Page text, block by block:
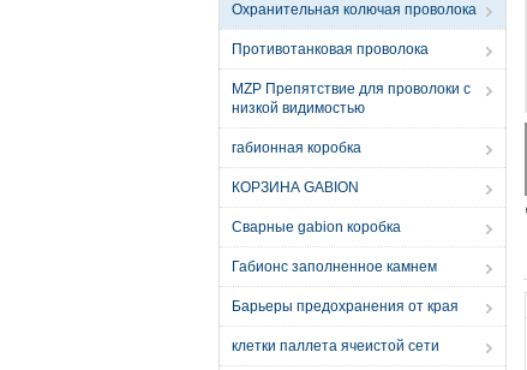
Охранительная колючая проволока
Противотанковая проволока
MZP Препятствие для проволоки с
низкой видимостью
габионная коробка
КОРЗИНА GABION
Сварные gabion коробка
Габионс заполненное камнем
Барьеры предохранения от края
клетки паллета ячеистой сети